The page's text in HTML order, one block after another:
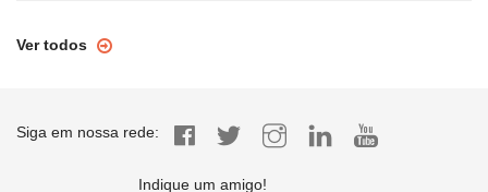
Ver todos
Siga em nossa rede:
Indique um amigo!